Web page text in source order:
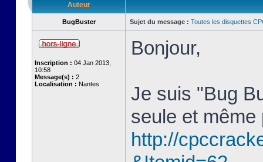
Auteur
BugBuster Sujet du message : Toutes les disquettes
Inscription : 04 Jan 2013,
10:58
Message(s) : 2
Localisation : Nantes
Bonjour,
Je suis "Bug
seule et même
http://